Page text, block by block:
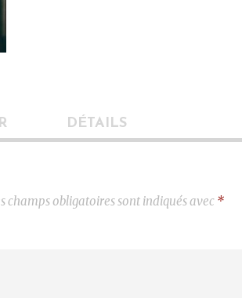
DÉTAILS
champs obligatoires sont indiqués avec *